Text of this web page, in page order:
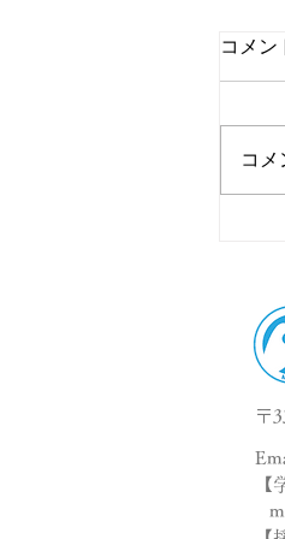
日
コメン
コ
〒
【